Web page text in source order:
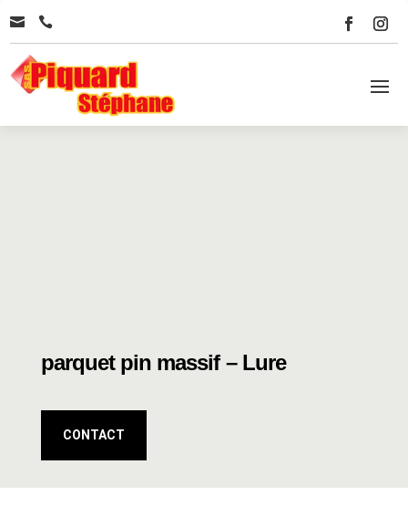
 
parquet pin massif – Lure
CONTACT